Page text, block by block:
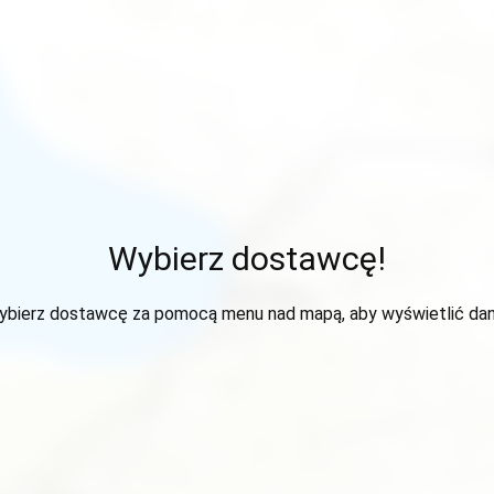
Wybierz dostawcę!
dostawcę za pomocą menu nad mapą, aby wyświetlić